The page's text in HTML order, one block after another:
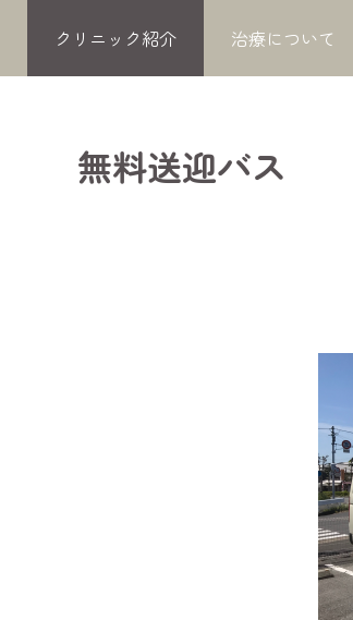
クリニック紹介 治療について
無料送迎バス